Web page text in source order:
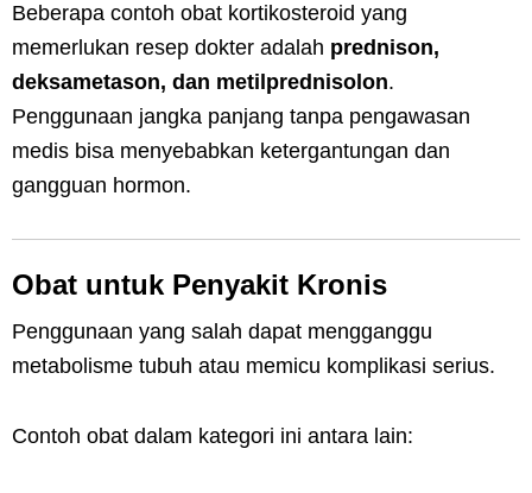
Beberapa contoh obat kortikosteroid yang
memerlukan resep dokter adalah prednison,
deksametason, dan metilprednisolon.
Penggunaan jangka panjang tanpa pengawasan
medis bisa menyebabkan ketergantungan dan
gangguan hormon.
Obat untuk Penyakit Kronis
Penggunaan yang salah dapat mengganggu
metabolisme tubuh atau memicu komplikasi serius.
Contoh obat dalam kategori ini antara lain: